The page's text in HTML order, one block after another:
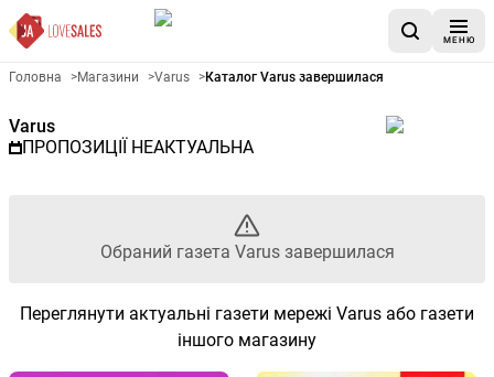
МЕНЮ
Рекламна газета Varus -
Головна >Магазини >Varus >Каталог Varus завершилася
Varus
ПРОПОЗИЦІЇ НЕАКТУАЛЬНА
Обраний газета Varus завершилася
Переглянути актуальні газети мережі Varus або газети
іншого магазину